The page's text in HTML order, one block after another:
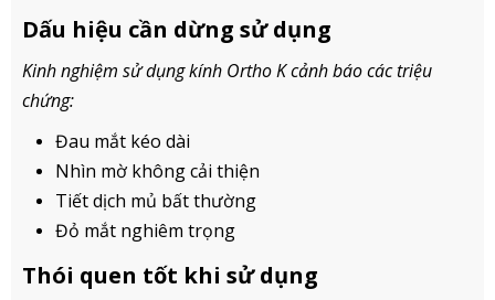
Dấu hiệu cần dừng sử dụng
Kinh nghiệm sử dụng kính Ortho K cảnh báo các triệu
chứng:
Đau mắt kéo dài
Nhìn mờ không cải thiện
Tiết dịch mủ bất thường
Đỏ mắt nghiêm trọng
Thói quen tốt khi sử dụng